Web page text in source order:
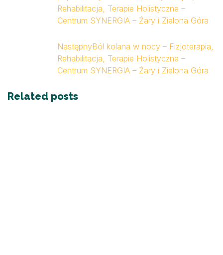
Rehabilitacja, Terapie Holistyczne –
Centrum SYNERGIA – Żary i Zielona Góra
NastępnyBól kolana w nocy – Fizjoterapia,
Rehabilitacja, Terapie Holistyczne –
Centrum SYNERGIA – Żary i Zielona Góra
Related posts